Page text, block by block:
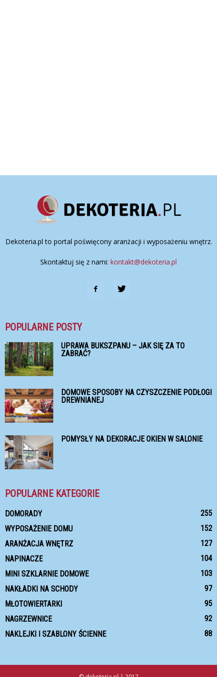
Dekoteria.pl to portal poświęcony aranżacji i wyposażeniu wnętrz.
Skontaktuj się z nami: kontakt@dekoteria.pl
POPULARNE POSTY
UPRAWA BUKSZPANU – JAK SIĘ ZA TO
ZABRAĆ?
DOMOWE SPOSOBY NA CZYSZCZENIE PODŁOGI
DREWNIANEJ
POMYSŁY NA DEKORACJE OKIEN W SALONIE
POPULARNE KATEGORIE
DOMORADY
255
WYPOSAŻENIE DOMU
152
ARANŻACJA WNĘTRZ
127
NAPINACZE
104
MINI SZKLARNIE DOMOWE
103
NAKŁADKI NA SCHODY
97
MŁOTOWIERTARKI
95
NAGRZEWNICE
92
NAKLEJKI I SZABLONY ŚCIENNE
88